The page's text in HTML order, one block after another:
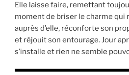
Elle laisse faire, remettant
moment de briser le charme qui
auprès d’elle, réconforte son
et réjouit son entourage. Jour
s’installe et rien ne semble